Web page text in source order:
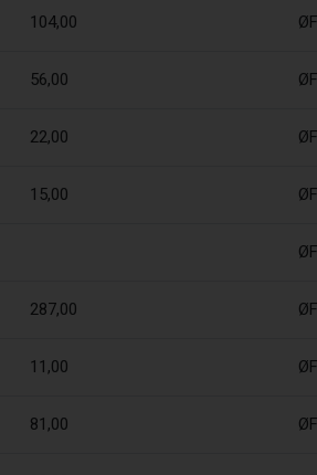
104,00
56,00 ØF
22,00 ØF
15,00 ØF
ØF
287,00 ØF
11,00 ØF
81,00 ØF